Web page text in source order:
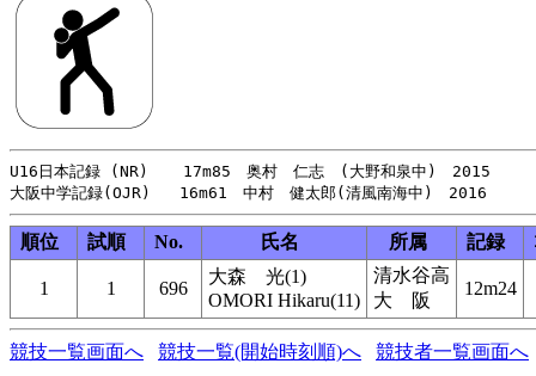
U16日本記録 (NR)　  17m85　奥村　仁志　(大野和泉中)　2015
順位 試順 No. 氏名 所属 記録
1 1 696
大森 光(1)
OMORI Hikaru(11)
清水谷高
大 阪
12m24
競技一覧画面へ 競技一覧(開始時刻順)へ
競技者一覧画面へ